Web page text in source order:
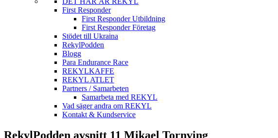
First Responder
First Responder Utbildning
First Responder Företag
Stödet till Ukraina
RekylPodden
Blogg
Para Endurance Race
REKYLKAFFE
REKYL ATLET
Partners / Samarbeten
Samarbeta med REKYL
Vad säger andra om REKYL
Kontakt & Kundservice
RekylPodden avsnitt 11 Mikael Tornving